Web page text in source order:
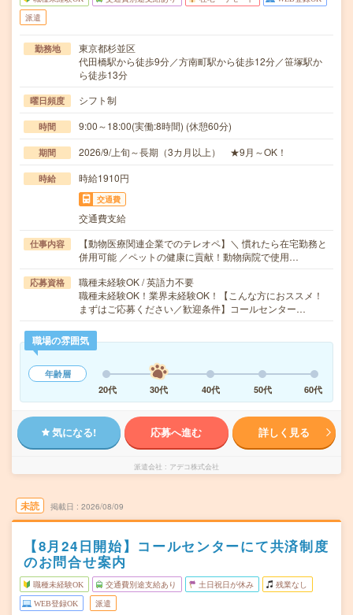
派遣
勤務地
東京都杉並区
代田橋駅から徒歩9分／方南町駅から徒歩12分／笹塚駅か
ら徒歩13分
曜日頻度 シフト制
時間 9:00～18:00(実働:8時間) (休憩60分)
期間 2026/9/上旬～長期（3カ月以上） ★9月～OK！
時給 時給1910円
交通費
交通費支給
仕事内容
【動物医療関連企業でのテレオペ】＼ 慣れたら在宅勤務と
併用可能 ／ペットの健康に貢献！動物病院で使用…
応募資格
職種未経験OK / 英語力不要
職種未経験OK！業界未経験OK！【こんな方におススメ！
まずはご応募ください／歓迎条件】コールセンター…
職場の雰囲気
年齢層
20代
30代 40代 50代 60代
気になる! 応募へ進む 詳しく見る
派遣会社 アデコ株式会社
未読 掲載日 2026/08/09
【8月24日開始】コールセンターにて共済制度
のお問合せ案内
職種未経験OK 交通費別途支給あり 土日祝日が休み 残業なし
WEB登録OK 派遣